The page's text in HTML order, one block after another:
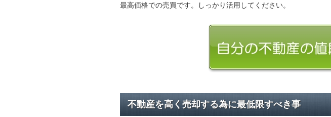
最高価格での売買です。しっかり活用してください。
不動産を高く売却する為に最低限すべき事